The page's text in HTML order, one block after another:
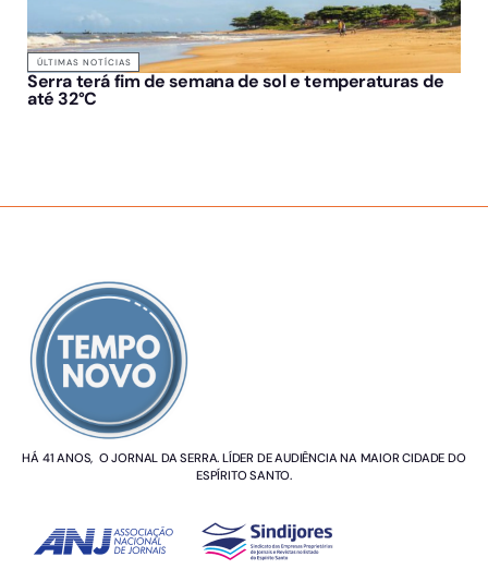
ÚLTIMAS NOTÍCIAS
Serra terá fim de semana de sol e temperaturas de
até 32°C
HÁ 41 ANOS, O JORNAL DA SERRA. LÍDER DE AUDIÊNCIA NA MAIOR CIDADE DO
ESPÍRITO SANTO.